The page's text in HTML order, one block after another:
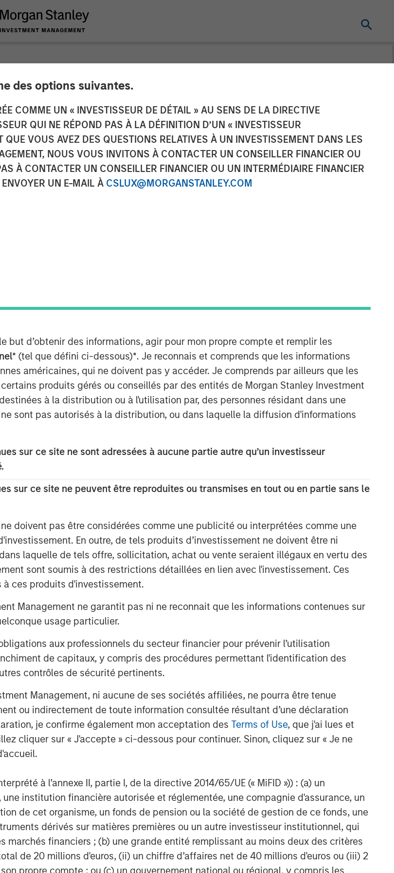
des options suivantes.
COMME UN « INVESTISSEUR DE DÉTAIL » AU SENS DE LA DIRECTIVE
QUI NE RÉPOND PAS À LA DÉFINITION D’UN « INVESTISSEUR
VOUS AVEZ DES QUESTIONS RELATIVES À UN INVESTISSEMENT DANS LES
NOUS VOUS INVITONS À CONTACTER UN CONSEILLER FINANCIER OU
À CONTACTER UN CONSEILLER FINANCIER OU UN INTERMÉDIAIRE FINANCIER
UN E-MAIL À CSLUX@MORGANSTANLEY.COM
but d’obtenir des informations, agir pour mon propre compte et remplir les
(tel que défini ci-dessous)*. Je reconnais et comprends que les informations
américaines, qui ne doivent pas y accéder. Je comprends par ailleurs que les
produits gérés ou conseillés par des entités de Morgan Stanley Investment
à la distribution ou à l'utilisation par, des personnes résidant dans une
sont pas autorisés à la distribution, ou dans laquelle la diffusion d'informations
sur ce site ne sont adressées à aucune partie autre qu’un investisseur
sur ce site ne peuvent être reproduites ou transmises en tout ou en partie sans le
doivent pas être considérées comme une publicité ou interprétées comme une
En outre, de tels produits d’investissement ne doivent être ni
laquelle de tels offre, sollicitation, achat ou vente seraient illégaux en vertu des
sont soumis à des restrictions détaillées en lien avec l'investissement. Ces
ces produits d'investissement.
Management ne garantit pas ni ne reconnait que les informations contenues sur
usage particulier.
aux professionnels du secteur financier pour prévenir l’utilisation
de capitaux, y compris des procédures permettant l'identification des
contrôles de sécurité pertinents.
Management, ni aucune de ses sociétés affiliées, ne pourra être tenue
ou indirectement de toute information consultée résultant d’une déclaration
je confirme également mon acceptation des Terms of Use, que j'ai lues et
cliquer sur « J'accepte » ci-dessous pour continuer. Sinon, cliquez sur « Je ne
à l’annexe II, partie I, de la directive 2014/65/UE (« MiFID »)) : (a) un
institution financière autorisée et réglementée, une compagnie d'assurance, un
de cet organisme, un fonds de pension ou la société de gestion de ce fonds, une
dérivés sur matières premières ou un autre investisseur institutionnel, qui
marchés financiers ; (b) une grande entité remplissant au moins deux des critères
de 20 millions d'euros, (ii) un chiffre d’affaires net de 40 millions d'euros ou (iii) 2
propre compte ; ou (c) un gouvernement national ou régional, y compris les
Equity Secondaries
Alongside Clairvest in Top
which includes
Joint Terminal Attack
States, Canada,
out of 11 bases in four
fighter aircraft in
operator of the F-16.
fighter pilots, many of
Weapons Instructor
Secondaries, said: “We
at Top Aces as they
experience while creating
seeks to
readiness of the
noted: “We are delighted
Secondaries as well as
of Top Aces. Morgan
Through our collective
we have helped
of the defense
team within Morgan
private market
team of 50 dedicated
business draws on
For further
its investment advisory
around the world and
as of March 31, 2023.
outstanding long-
suite of investment